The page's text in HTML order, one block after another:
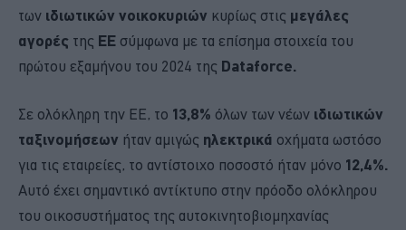
των ιδιωτικών νοικοκυριών κυρίως στις μεγάλες
αγορές της ΕΕ σύμφωνα με τα επίσημα στοιχεία του
πρώτου εξαμήνου του 2024 της Dataforce.
Σε ολόκληρη την ΕΕ, το 13,8% όλων των νέων ιδιωτικών
ταξινομήσεων ήταν αμιγώς ηλεκτρικά οχήματα ωστόσο
για τις εταιρείες, το αντίστοιχο ποσοστό ήταν μόνο 12,4%.
Αυτό έχει σημαντικό αντίκτυπο στην πρόοδο ολόκληρου
του οικοσυστήματος της αυτοκινητοβιομηχανίας